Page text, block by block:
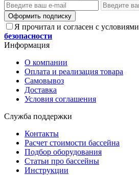
Оформить подписку
Я прочитал и согласен с условиями
безопасности
Информация
О компании
Оплата и реализация товара
Самовывоз
Доставка
Условия соглашения
Служба поддержки
Контакты
Расчет стоимости бассейна
Подбор оборудования
Статьи про бассейны
Инструкции